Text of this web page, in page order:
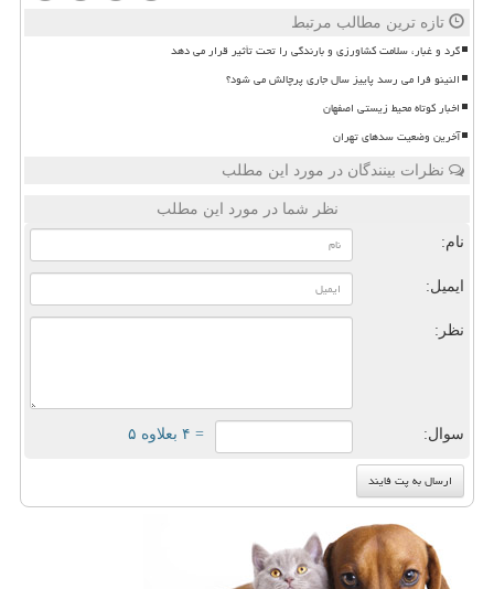
تازه ترین مطالب مرتبط
گرد و غبار، سلامت کشاورزی و بارندگی را تحت تأثیر قرار می دهد
النینو فرا می رسد پاییز سال جاری پرچالش می شود؟
اخبار کوتاه محیط زیستی اصفهان
آخرین وضعیت سدهای تهران
نظرات بینندگان در مورد این مطلب
نظر شما در مورد این مطلب
نام:
ایمیل:
نظر:
سوال: = ۴ بعلاوه ۵